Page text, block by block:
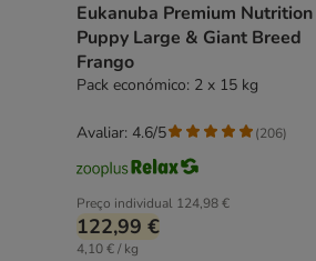
Eukanuba Premium Nutrition
Puppy Large & Giant Breed
Frango
Pack económico: 2 x 15 kg
Preço individual 124,98 €
122,99 €
4,10 € / kg
Avaliar: 4.6/5 (206)